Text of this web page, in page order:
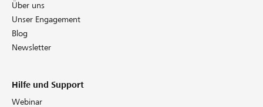
DE FR
Über uns
Unser Engagement
Blog
Newsletter
Hilfe und Support
Webinar